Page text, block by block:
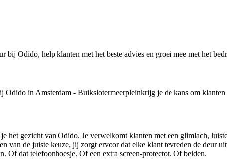
bij Odido, help klanten met het beste advies en groei mee met het
in Amsterdam - Buikslotermeerpleinkrijg je de kans om
gezicht van Odido. Je verwelkomt klanten met een glimlach,
van de juiste keuze, jij zorgt ervoor dat elke klant tevreden de deur
Of dat telefoonhoesje. Of een extra screen-protector. Of beiden.